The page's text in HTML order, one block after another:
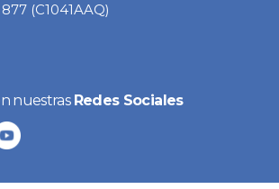
(C1041AAQ)
nuestras Redes Sociales